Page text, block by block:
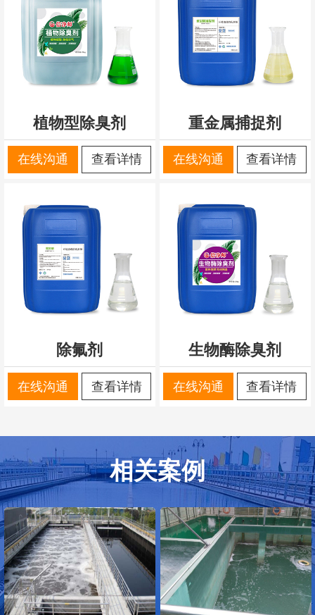
植物型除臭剂
在线沟通 查看详情
重金属捕捉剂
在线沟通 查看详情
除氟剂
在线沟通 查看详情
生物酶除臭剂
在线沟通 查看详情
相关案例